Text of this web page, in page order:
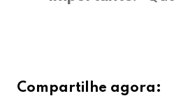
Compartilhe agora: